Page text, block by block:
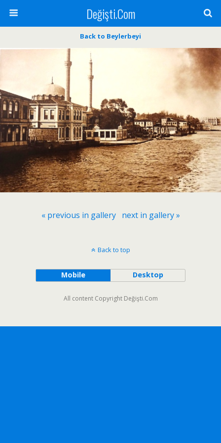
Değişti.Com
Back to Beylerbeyi
« previous in gallery next in gallery »
Back to top
Mobile Desktop
All content Copyright Değişti.Com